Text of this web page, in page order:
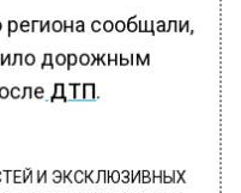
сообщали,
дорожным
ДТП.
И ЭКСКЛЮЗИВНЫХ